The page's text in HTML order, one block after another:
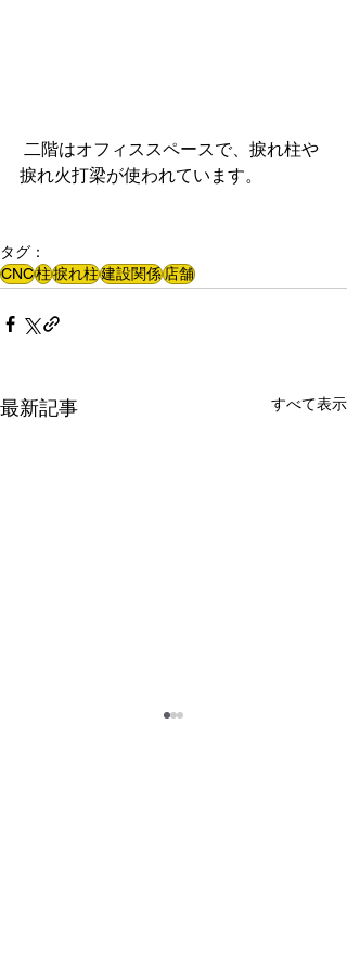
捩れ火打梁が使われています。
タグ：
CNC柱捩れ柱建設関係店舗
最新記事 すべて表示